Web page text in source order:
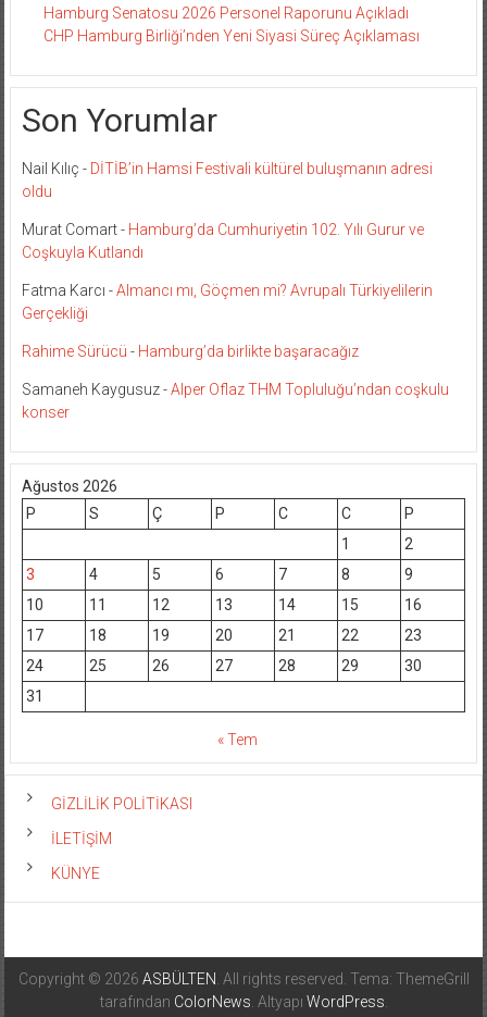
Hamburg Senatosu 2026 Personel Raporunu Açıkladı
CHP Hamburg Birliği’nden Yeni Siyasi Süreç Açıklaması
Son Yorumlar
Nail Kılıç - DİTİB’in Hamsi Festivali kültürel buluşmanın adresi
oldu
Murat Comart- Hamburg’da Cumhuriyetin 102. Yılı Gurur ve
Coşkuyla Kutlandı
Fatma Karcı -Almancı mı, Göçmen mi? Avrupalı Türkiyelilerin
Gerçekliği
Rahime Sürücü - Hamburg’da birlikte başaracağız
Samaneh Kaygusuz-Alper Oflaz THM Topluluğu’ndan coşkulu
konser
Ağustos 2026
P
S Ç P C C
P
1
2
3
4 5 6 7 8
9
10
11 12 13 14 15
16
17
18 19 20 21 22
23
24
25 26 27 28 29
30
31
« Tem
GİZLİLİK POLİTİKASI
İLETİŞİM
KÜNYE
Copyright © 2026 ASBÜLTEN . All rights reserved. Tema: ThemeGrill
tarafından ColorNews . Altyapı WordPress